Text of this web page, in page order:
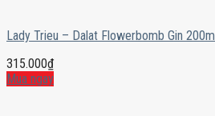
Lady Trieu – Dalat Flowerbomb Gin 200ml
315.000₫
Mua ngay